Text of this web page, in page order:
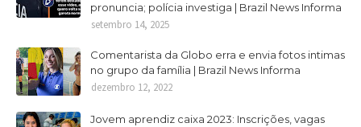
pronuncia; polícia investiga | Brazil News Informa
setembro 14, 2025
Comentarista da Globo erra e envia fotos intimas
no grupo da família | Brazil News Informa
dezembro 12, 2022
Jovem aprendiz caixa 2023: Inscrições, vagas